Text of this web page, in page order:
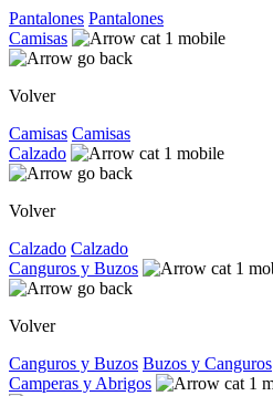
Pantalones Pantalones
Camisas
Volver
Camisas Camisas
Calzado
Volver
Calzado Calzado
Canguros y Buzos
Volver
Canguros y Buzos Buzos y Canguros
Camperas y Abrigos